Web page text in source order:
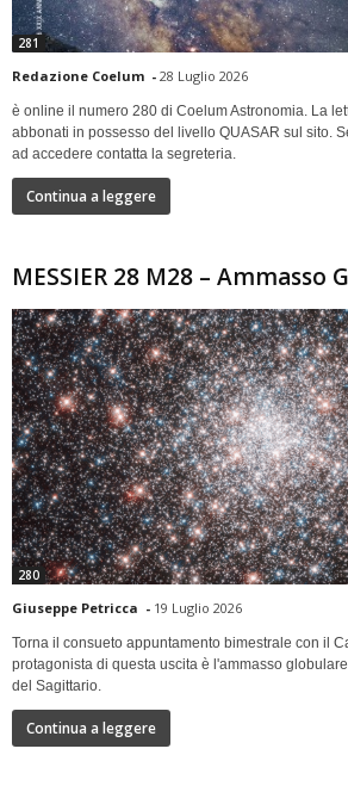
281
Redazione Coelum - 28 Luglio 2026
è online il numero 280 di Coelum Astronomia. La
abbonati in possesso del livello QUASAR sul sito.
ad accedere contatta la segreteria.
Continua a leggere
MESSIER 28 M28 – Ammasso
280
Giuseppe Petricca - 19 Luglio 2026
Torna il consueto appuntamento bimestrale con il
protagonista di questa uscita è l'ammasso
del Sagittario.
Continua a leggere